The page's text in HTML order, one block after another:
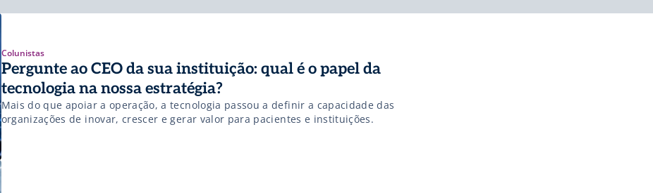
Colunistas
Pergunte ao CEO da sua instituição: qual é o papel da
tecnologia na nossa estratégia?
Mais do que apoiar a operação, a tecnologia passou a definir a capacidade das
organizações de inovar, crescer e gerar valor para pacientes e instituições.